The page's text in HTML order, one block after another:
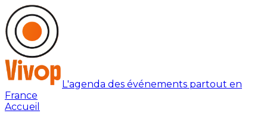
L'agenda des événements partout en
France
Accueil